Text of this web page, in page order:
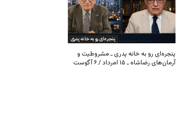
پنجره‌ای رو به خانه پدری
پنجره‌ای رو به خانه پدری ـ مشروطیت و
آرمان‌های رضاشاه ـ ۱۵ امرداد / ۶ آگوست